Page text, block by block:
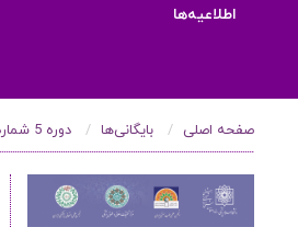
اطلاعیه‌ها
صفحه اصلی بایگانی‌ها دوره 5 شماره 17 (1392): فصلنامه علمی پژوهشی تاریخ پزشکی، زمستان 1392